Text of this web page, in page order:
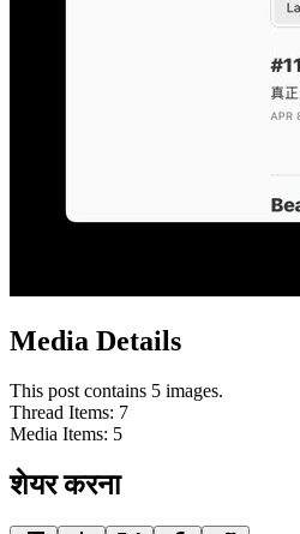
Media Details
This post contains 5 images.
Thread Items: 7
Media Items: 5
शेयर करना